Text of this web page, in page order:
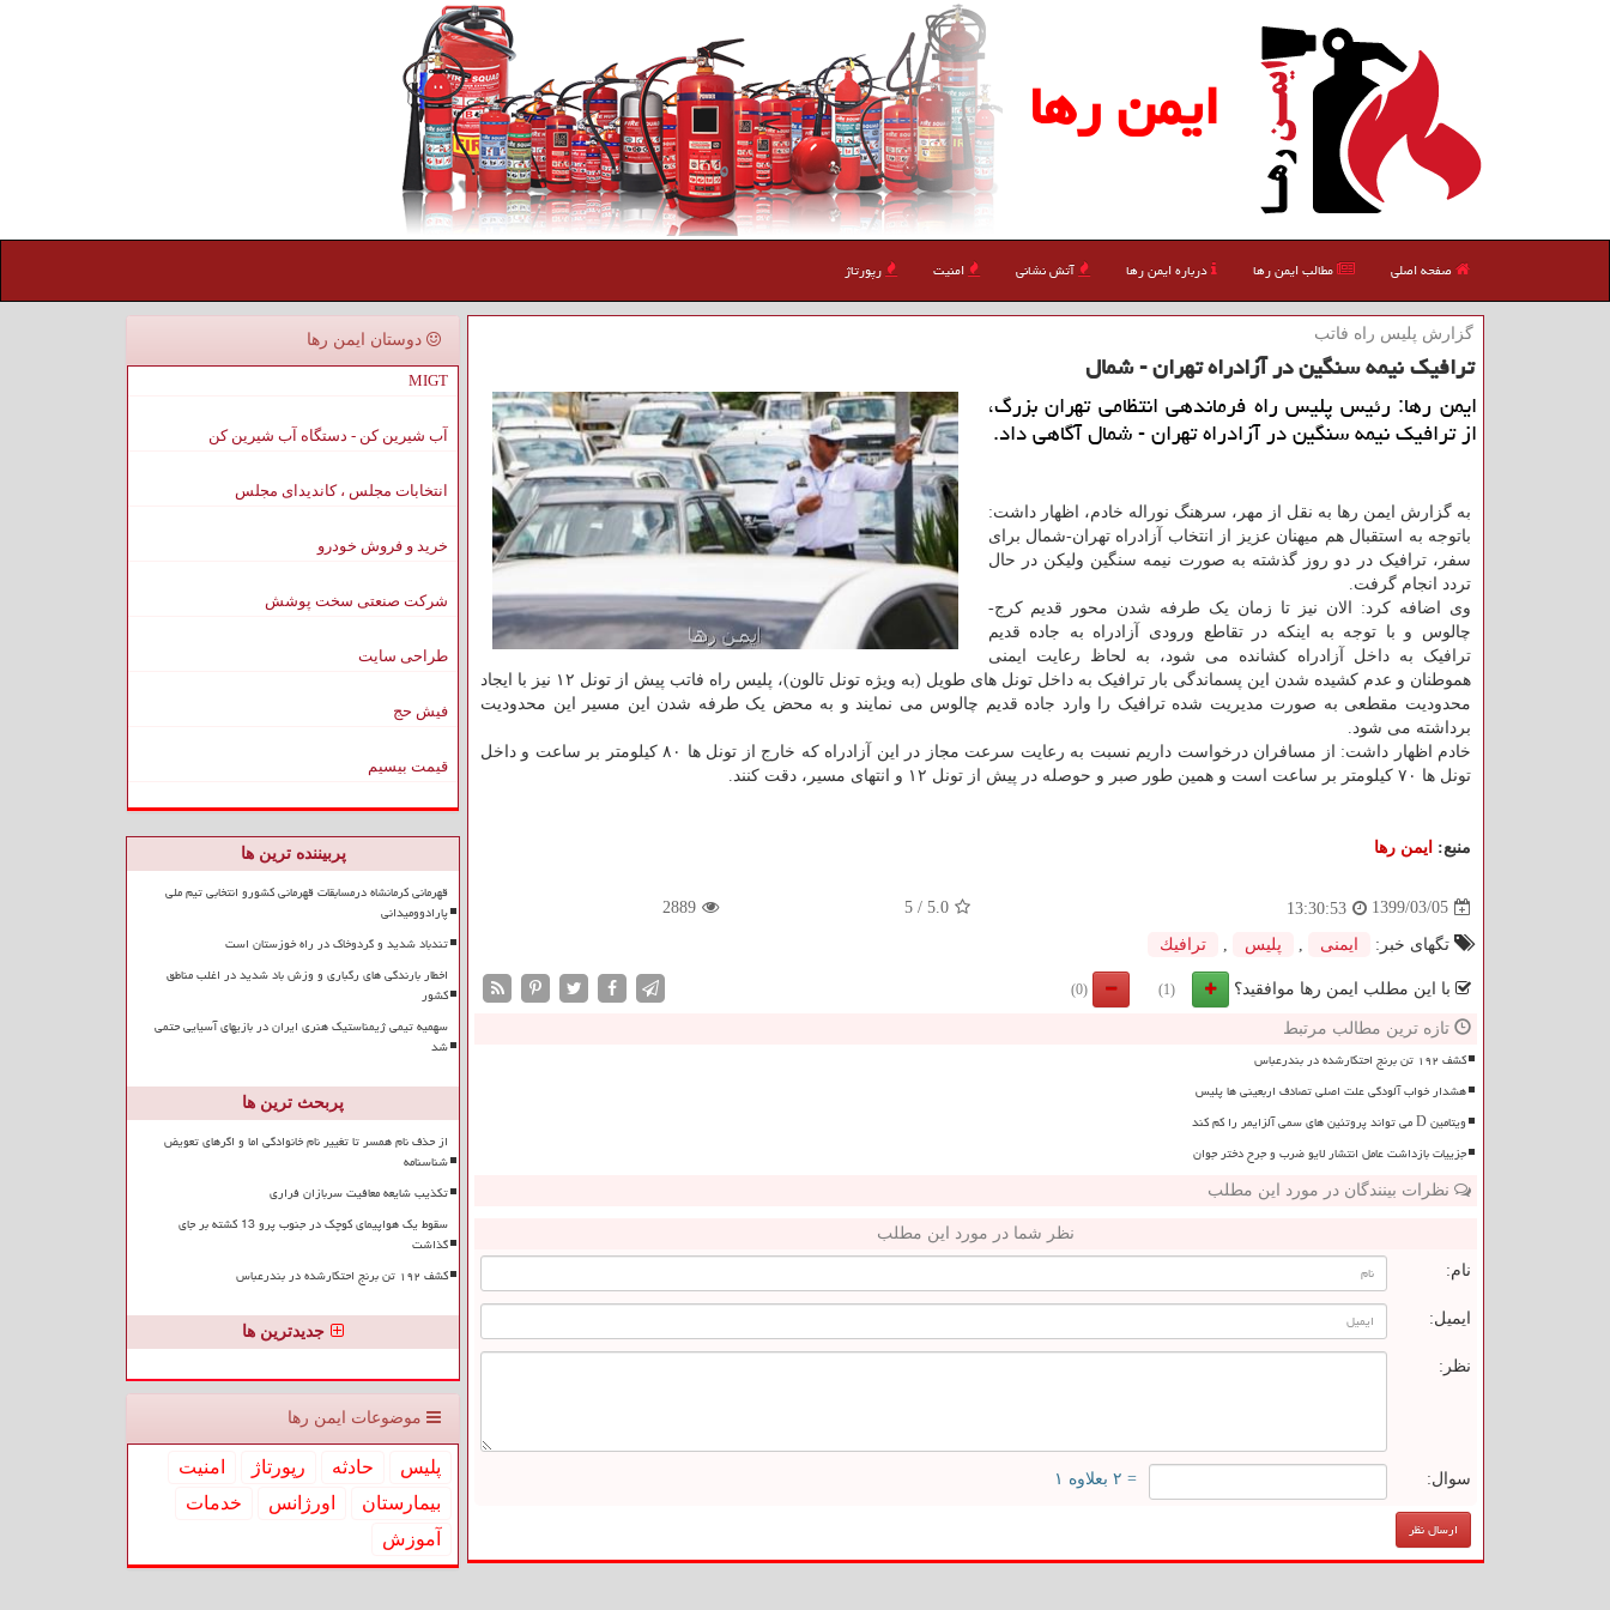
ایمن رها
صفحه اصلی مطالب ایمن رها درباره ایمن رها آتش نشانی امنیت رپورتاژ
گزارش پلیس راه فاتب
ترافیك نیمه سنگین در آزادراه تهران - شمال
ایمن رها: رئیس پلیس راه فرماندهی انتظامی تهران بزرگ،
از ترافیك نیمه سنگین در آزادراه تهران - شمال آگاهی داد.
به گزارش ایمن رها به نقل از مهر، سرهنگ نوراله خادم، اظهار داشت:
باتوجه به استقبال هم میهنان عزیز از انتخاب آزادراه تهران-شمال برای
سفر، ترافیک در دو روز گذشته به صورت نیمه سنگین ولیکن در حال
تردد انجام گرفت.
وی اضافه کرد: الان نیز تا زمان یک طرفه شدن محور قدیم کرج-
چالوس و با توجه به اینکه در تقاطع ورودی آزادراه به جاده قدیم
ترافیک به داخل آزادراه کشانده می شود، به لحاظ رعایت ایمنی
هموطنان و عدم کشیده شدن این پسماندگی بار ترافیک به داخل تونل های طویل (به ویژه تونل تالون)، پلیس راه فاتب پیش از تونل ۱۲ نیز با ایجاد
محدودیت مقطعی به صورت مدیریت شده ترافیک را وارد جاده قدیم چالوس می نمایند و به محض یک طرفه شدن این مسیر این محدودیت
برداشته می شود.
خادم اظهار داشت: از مسافران درخواست داریم نسبت به رعایت سرعت مجاز در این آزادراه که خارج از تونل ها ۸۰ کیلومتر بر ساعت و داخل
تونل ها ۷۰ کیلومتر بر ساعت است و همین طور صبر و حوصله در پیش از تونل ۱۲ و انتهای مسیر، دقت کنند.
منبع: ایمن رها
1399/03/05
13:30:53
5.0
/
5
2889
تگهای خبر: ایمنی پلیس ترافیك
با این مطلب ایمن رها موافقید؟ (1)
(0)
تازه ترین مطالب مرتبط
کشف ۱۹۲ تن برنج احتکارشده در بندرعباس
هشدار خواب آلودگی علت اصلی تصادف اربعینی ها پلیس
ویتامین D می تواند پروتئین های سمی آلزایمر را کم کند
جزییات بازداشت عامل انتشار لایو ضرب و جرح دختر جوان
نظرات بینندگان در مورد این مطلب
نظر شما در مورد این مطلب
نام:
ایمیل:
نظر:
سوال: = ۲ بعلاوه ۱
دوستان ایمن رها
MIGT
آب شیرین کن - دستگاه آب شیرین کن
انتخابات مجلس ، کاندیدای مجلس
خرید و فروش خودرو
شرکت صنعتی سخت پوشش
طراحی سایت
فیش حج
قیمت بیسیم
پربیننده ترین ها
قهرمانی کرمانشاه درمسابقات قهرمانی کشورو انتخابی تیم ملی
پارادوومیدانی
تندباد شدید و گردوخاک در راه خوزستان است
اخطار بارندگی های رگباری و وزش باد شدید در اغلب مناطق
کشور
سهمیه تیمی ژیمناستیک هنری ایران در بازیهای آسیایی حتمی
شد
پربحث ترین ها
از حذف نام همسر تا تغییر نام خانوادگی اما و اگرهای تعویض
شناسنامه
تکذیب شایعه معافیت سربازان فراری
سقوط یک هواپیمای کوچک در جنوب پرو 13 کشته بر جای
گذاشت
کشف ۱۹۲ تن برنج احتکارشده در بندرعباس
جدیدترین ها
موضوعات ایمن رها
پلیس حادثه رپورتاژ
امنیت
بیمارستان
اورژانس
خدمات
آموزش